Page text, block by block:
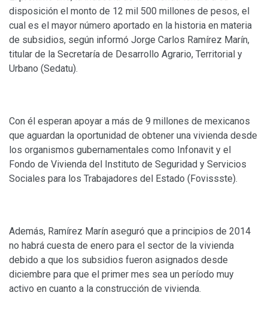
disposición el monto de 12 mil 500 millones de pesos, el
cual es el mayor número aportado en la historia en materia
de subsidios, según informó Jorge Carlos Ramírez Marín,
titular de la Secretaría de Desarrollo Agrario, Territorial y
Urbano (Sedatu).
Con él esperan apoyar a más de 9 millones de mexicanos
que aguardan la oportunidad de obtener una vivienda desde
los organismos gubernamentales como Infonavit y el
Fondo de Vivienda del Instituto de Seguridad y Servicios
Sociales para los Trabajadores del Estado (Fovissste).
Además, Ramírez Marín aseguró que a principios de 2014
no habrá cuesta de enero para el sector de la vivienda
debido a que los subsidios fueron asignados desde
diciembre para que el primer mes sea un período muy
activo en cuanto a la construcción de vivienda.